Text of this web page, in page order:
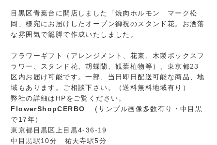
目黒区青葉台に開店しました「焼肉ホルモン マーク松
岡」様宛にお届けしたオープン御祝のスタンド花。お洒落
な雰囲気で籠脚で作成いたしました。
フラワーギフト（アレンジメント、花束、木製ボックスフ
ラワー、スタンド花、胡蝶蘭、観葉植物等）、東京都23
区内お届け可能です。一部、当日即日配送可能な商品、地
域もあります。ご相談下さい。（送料無料地域有り）
弊社の詳細はHPをご覧ください。
FlowerShopCERBO
(サンプル画像多数有り・中目黒
で17年）
東京都目黒区上目黒4-36-19
中目黒駅10分 祐天寺駅5分